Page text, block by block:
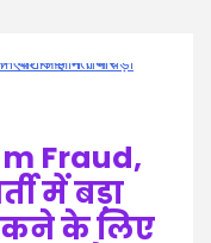
Fraud,
में बड़ा
के लिए